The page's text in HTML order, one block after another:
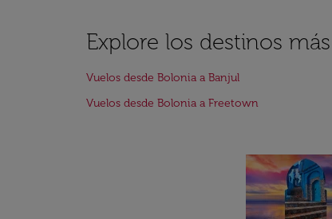
Explore los destinos
Vuelos desde Bolonia a Banjul
Vuelos desde Bolonia a Freetown